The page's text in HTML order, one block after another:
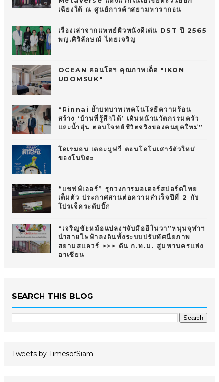
เฉียงใต้ ณ ศูนย์การค้าสยามพารากอน
เรื่องเล่าจากแพทย์ผิวหนังดีเด่น DST ปี 2565
พญ.ศิริลักษณ์ ไทยเจริญ
OCEAN คอนโดฯ คุณภาพเด็ด "IKON
UDOMSUK"
“Rinnai ย้ำบทบาทเทคโนโลยีความร้อน
สร้าง ‘บ้านที่รู้สึกได้’ เดินหน้านวัตกรรมครัว
และน้ำอุ่น ตอบโจทย์ชีวิตจริงของคนยุคใหม่”
โดเรมอน เดอะมูฟวี่ ตอนโดโนเสาร์ตัวใหม่
ของโนบิตะ
“แชฟฟ์เลอร์” รุกวงการมอเตอร์สปอร์ตไทย
เต็มตัว ประกาศสานต่อความสำเร็จปีที่ 2 กับ
โปรเจ็คระดับบิ๊ก
“เจริญชัยหม้อแปลงฯจับมืออีโนวา”หนุนจุฬาฯ
นำสายไฟฟ้าลงดินทั้งระบบปรับทัศนียภาพ
สยามสแควร์ >>> ดัน ก.ท.ม. สู่มหานครแห่ง
อาเซียน
SEARCH THIS BLOG
Tweets by TimesofSiam